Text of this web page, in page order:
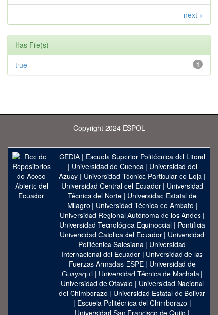
next >
Has File(s)
1
true
Copyright 2024 ESPOL
CEDIA| Escuela Superior Politécnica del Litoral
| Universidad de Cuenca| Universidad del
Azuay| Universidad Técnica Particular de Loja|
Universidad Central del Ecuador| Universidad
Técnica del Norte | Universidad Estatal de
Milagro | Universidad Técnica de Ambato |
Universidad Regional Autónoma de los Andes|
Universidad Tecnológica Equinoccial| Pontificia
Universidad Catolica del Ecuador | Universidad
Politécnica Salesiana | Universidad
Internacional del Ecuador | Universidad de las
Fuerzas Armadas-ESPE | Universidad de
Guayaquil| Universidad Técnica de Machala|
Universidad de Otavalo | Universidad Nacional
del Chimborazo | Universidad Estatal de Bolivar
| Escuela Politécnica del Chimborazo |
Universidad San Francisco de Quito |